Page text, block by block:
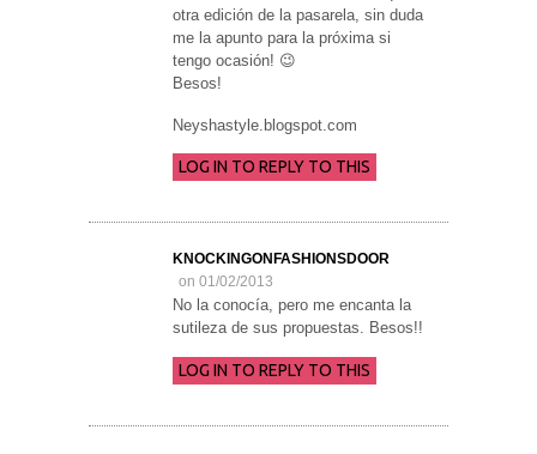
otra edición de la pasarela, sin duda
me la apunto para la próxima si
tengo ocasión! 😉
Besos!
Neyshastyle.blogspot.com
LOG IN TO REPLY TO THIS
KNOCKINGONFASHIONSDOOR
on 01/02/2013
No la conocía, pero me encanta la
sutileza de sus propuestas. Besos!!
LOG IN TO REPLY TO THIS